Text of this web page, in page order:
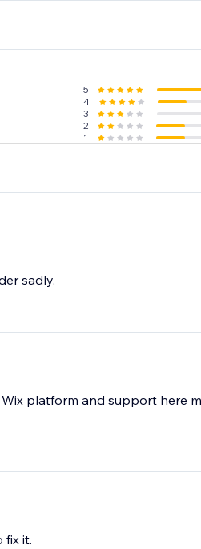
5
4
3
2
1
sadly.
platform and support here
fix it.